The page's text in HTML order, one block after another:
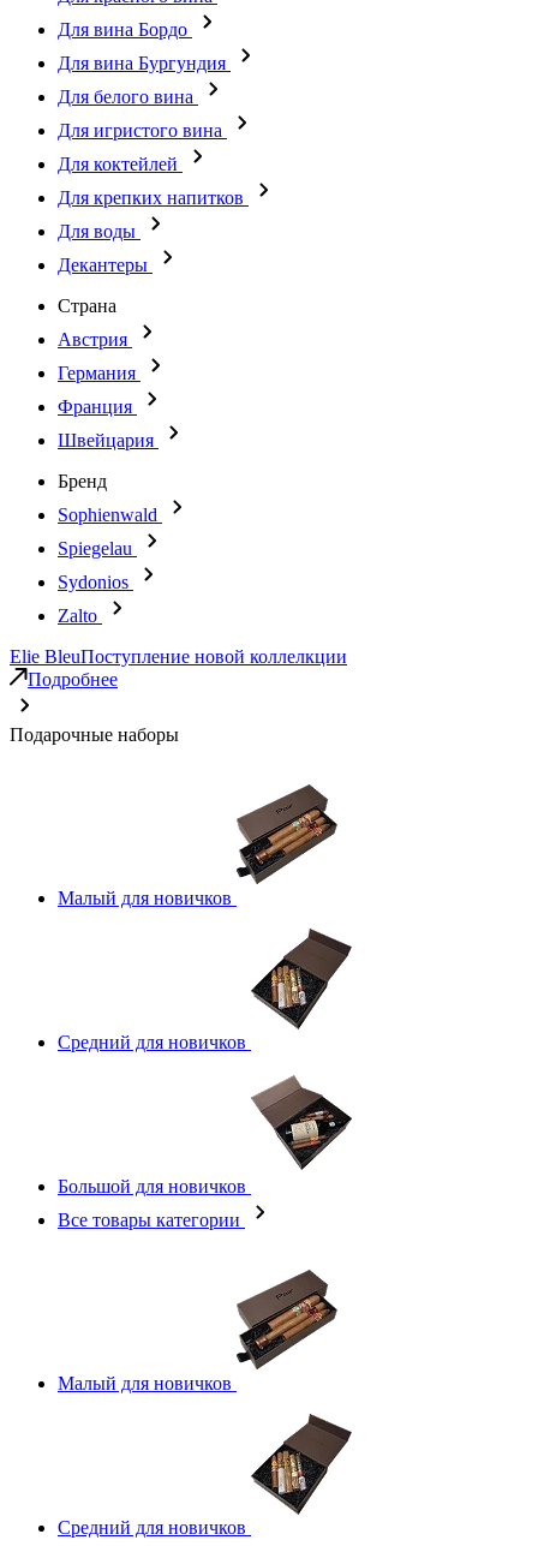
Для вина Бордо
Для вина Бургундия
Для белого вина
Для игристого вина
Для коктейлей
Для крепких напитков
Для воды
Декантеры
Страна
Австрия
Германия
Франция
Швейцария
Бренд
Sophienwald
Spiegelau
Sydonios
Zalto
Elie BleuПоступление новой коллелкции
Подробнее
Подарочные наборы
Малый для новичков
Средний для новичков
Большой для новичков
Все товары категории
Малый для новичков
Средний для новичков